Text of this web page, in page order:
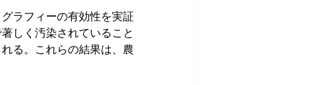
ラフィーの有効性を実証
しく汚染されていること
る。これらの結果は、農